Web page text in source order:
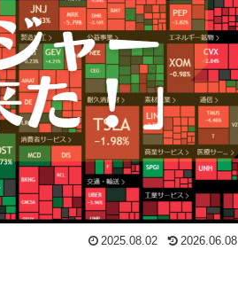
2025.08.02 2026.06.08